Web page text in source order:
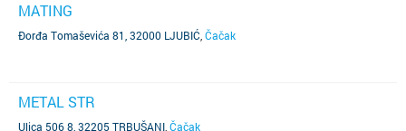
MATING
Đorđa Tomaševića 81, 32000 LJUBIĆ Čačak
METAL STR
Ulica 506 8, 32205 TRBUŠANI Čačak